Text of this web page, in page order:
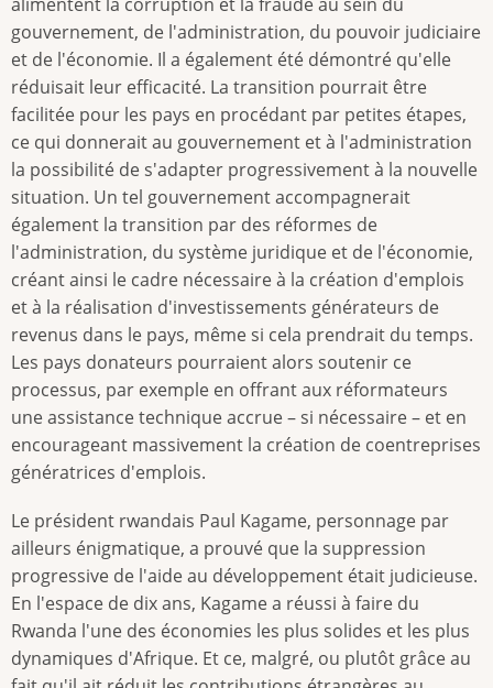
gouvernement, de l'administration, du pouvoir judiciaire
et de l'économie. Il a également été démontré qu'elle
réduisait leur efficacité. La transition pourrait être
facilitée pour les pays en procédant par petites étapes,
ce qui donnerait au gouvernement et à l'administration
la possibilité de s'adapter progressivement à la nouvelle
situation. Un tel gouvernement accompagnerait
également la transition par des réformes de
l'administration, du système juridique et de l'économie,
créant ainsi le cadre nécessaire à la création d'emplois
et à la réalisation d'investissements générateurs de
revenus dans le pays, même si cela prendrait du temps.
Les pays donateurs pourraient alors soutenir ce
processus, par exemple en offrant aux réformateurs
une assistance technique accrue – si nécessaire – et en
encourageant massivement la création de coentreprises
génératrices d'emplois.
Le président rwandais Paul Kagame, personnage par
ailleurs énigmatique, a prouvé que la suppression
progressive de l'aide au développement était judicieuse.
En l'espace de dix ans, Kagame a réussi à faire du
Rwanda l'une des économies les plus solides et les plus
dynamiques d'Afrique. Et ce, malgré, ou plutôt grâce au